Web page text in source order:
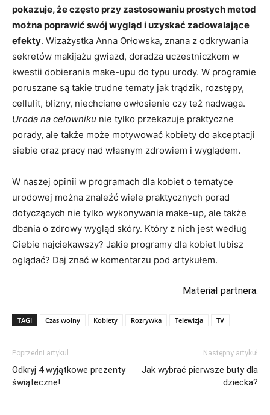
pokazuje, że często przy zastosowaniu prostych metod
można poprawić swój wygląd i uzyskać zadowalające
efekty. Wizażystka Anna Orłowska, znana z odkrywania
sekretów makijażu gwiazd, doradza uczestniczkom w
kwestii dobierania make-upu do typu urody. W programie
poruszane są takie trudne tematy jak trądzik, rozstępy,
cellulit, blizny, niechciane owłosienie czy też nadwaga.
Uroda na celowniku nie tylko przekazuje praktyczne
porady, ale także może motywować kobiety do akceptacji
siebie oraz pracy nad własnym zdrowiem i wyglądem.
W naszej opinii w programach dla kobiet o tematyce
urodowej można znaleźć wiele praktycznych porad
dotyczących nie tylko wykonywania make-up, ale także
dbania o zdrowy wygląd skóry. Który z nich jest według
Ciebie najciekawszy? Jakie programy dla kobiet lubisz
oglądać? Daj znać w komentarzu pod artykułem.
Materiał partnera.
TAGI Czas wolny Kobiety Rozrywka Telewizja TV
Poprzedni artykuł
Odkryj 4 wyjątkowe prezenty
świąteczne!
Następny artykuł
Jak wybrać pierwsze buty dla
dziecka?